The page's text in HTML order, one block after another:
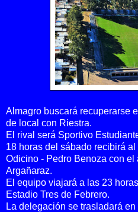
Almagro buscará recuperarse
de local con Riestra.
El rival será Sportivo
18 horas del sábado recibirá
Odicino - Pedro Benoza con el
Argañaraz.
El equipo viajará a las 23
Estadio Tres de Febrero.
La delegación se trasladará